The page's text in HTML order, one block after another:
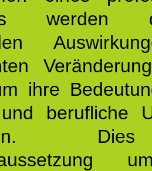
ihre
berufliche